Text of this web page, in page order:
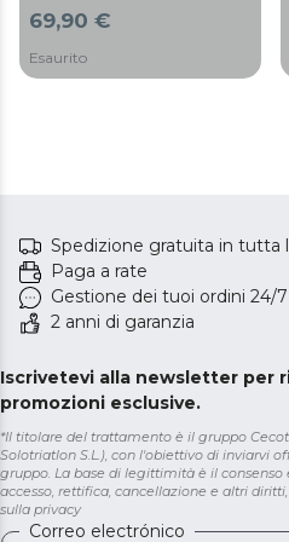
69,90 €
Esaurito
Spedizione gratuita in tutta
Paga a rate
Gestione dei tuoi ordini 24/7
2 anni di garanzia
Iscrivetevi alla newsletter per
promozioni esclusive.
*Il titolare del trattamento è il gruppo
Solotriatlon S.L.), con l'obiettivo di inviarvi
gruppo. La base di legittimità è il
accesso, rettifica, cancellazione e altri
sulla privacy
Correo electrónico